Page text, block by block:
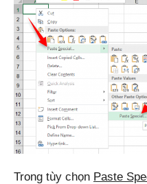
Trong tùy chọn Paste